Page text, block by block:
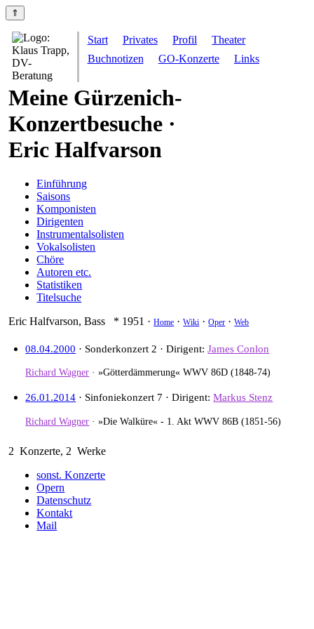
⇑
Start Privates Profil
Theater
Buchnotizen
GO-Konzerte Links
Meine Gürzenich-
Konzertbesuche ·
Eric Halfvarson
Einführung
Saisons
Komponisten
Dirigenten
Instrumentalsolisten
Vokalsolisten
Chöre
Autoren etc.
Statistiken
Titelsuche
Eric Halfvarson,Bass * 1951 ·Home ·Wiki ·Oper ·Web
08.04.2000 · Sonderkonzert 2 ·Dirigent James Conlon
Richard Wagner ·»Götterdämmerung« WWV 86D (1848-74)
26.01.2014 · Sinfoniekonzert 7 ·Dirigent Markus Stenz
Richard Wagner ·»Die Walküre« - 1. Akt WWV 86B (1851-56)
2 Konzerte, 2 Werke
sonst. Konzerte
Opern
Datenschutz
Kontakt
Mail